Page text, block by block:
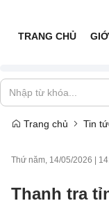
TRANG CHỦ
Trang chủ Tin
Thứ năm, 14/05/2026
Thanh tra